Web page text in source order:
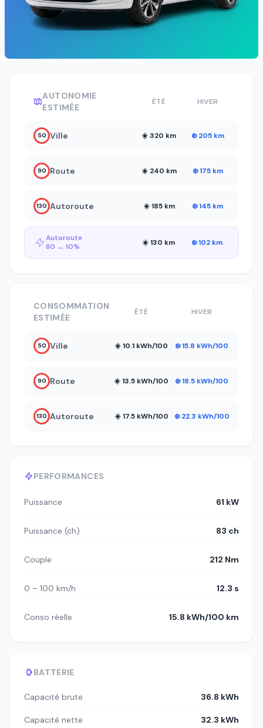
AUTONOMIE
ESTIMÉE
ÉTÉ HIVER
50 Ville ☀️ 320 km ❄️ 205 km
90 Route ☀️ 240 km ❄️ 175 km
130 Autoroute ☀️ 185 km ❄️ 145 km
Autoroute
80 → 10%
☀️ 130 km ❄️ 102 km
PERFORMANCES
Puissance 61 kW
Puissance (ch) 83 ch
Couple 212 Nm
0 – 100 km/h 12.3 s
Conso réelle 15.8 kWh/100 km
BATTERIE
Capacité brute 36.8 kWh
Capacité nette 32.3 kWh
CONSOMMATION
ESTIMÉE
ÉTÉ HIVER
50 Ville ☀️ 10.1 kWh/100 ❄️ 15.8 kWh/100
90 Route ☀️ 13.5 kWh/100 ❄️ 18.5 kWh/100
130 Autoroute ☀️ 17.5 kWh/100 ❄️ 22.3 kWh/100